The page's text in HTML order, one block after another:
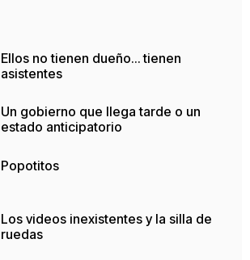
Ellos no tienen dueño… tienen
asistentes
Un gobierno que llega tarde o un
estado anticipatorio
Popotitos
Los videos inexistentes y la silla de
ruedas